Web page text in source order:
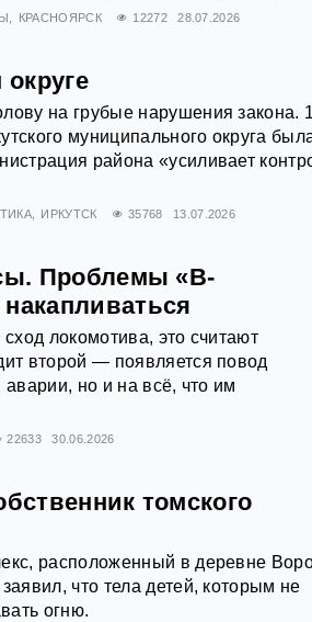
КРАСНОЯРСК 12272 28.07.2026
на грубые нарушения закона.
муниципального округа
района «усиливает
ИРКУТСК 35768 13.07.2026
Проблемы «В-
локомотива, это считают
второй — появляется повод
но и на всё, что им
22633 30.06.2026
томского
расположенный в деревне
что тела детей, которым не
огню.